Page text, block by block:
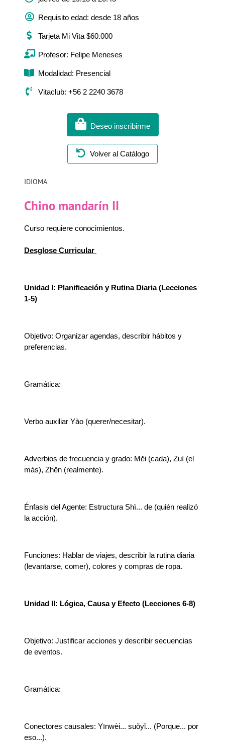
Requisito edad: desde 18 años
Tarjeta Mi Vita $60.000
Profesor: Felipe Meneses
Modalidad: Presencial
Vitaclub: +56 2 2240 3678
Deseo inscribirme
Volver al Catálogo
IDIOMA
Chino mandarín II
Curso requiere conocimientos.
Desglose Curricular
Unidad I: Planificación y Rutina Diaria (Lecciones
1-5)
Objetivo: Organizar agendas, describir hábitos y
preferencias.
Gramática:
Verbo auxiliar Yào (querer/necesitar).
Adverbios de frecuencia y grado: Měi (cada), Zuì (el
más), Zhēn (realmente).
Énfasis del Agente: Estructura Shì... de (quién realizó
la acción).
Funciones: Hablar de viajes, describir la rutina diaria
(levantarse, comer), colores y compras de ropa.
Unidad II: Lógica, Causa y Efecto (Lecciones 6-8)
Objetivo: Justificar acciones y describir secuencias
de eventos.
Gramática:
Conectores causales: Yīnwèi... suǒyǐ... (Porque... por
eso...).